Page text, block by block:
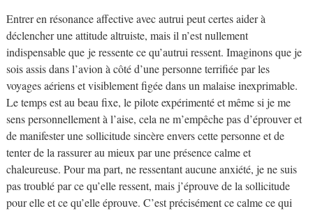
Entrer en résonance affective avec autrui peut certes aider à
déclencher une attitude altruiste, mais il n’est nullement
indispensable que je ressente ce qu’autrui ressent. Imaginons que je
sois assis dans l’avion à côté d’une personne terrifiée par les
voyages aériens et visiblement figée dans un malaise inexprimable.
Le temps est au beau fixe, le pilote expérimenté et même si je me
sens personnellement à l’aise, cela ne m’empêche pas d’éprouver et
de manifester une sollicitude sincère envers cette personne et de
tenter de la rassurer au mieux par une présence calme et
chaleureuse. Pour ma part, ne ressentant aucune anxiété, je ne suis
pas troublé par ce qu’elle ressent, mais j’éprouve de la sollicitude
pour elle et ce qu’elle éprouve. C’est précisément ce calme ce qui